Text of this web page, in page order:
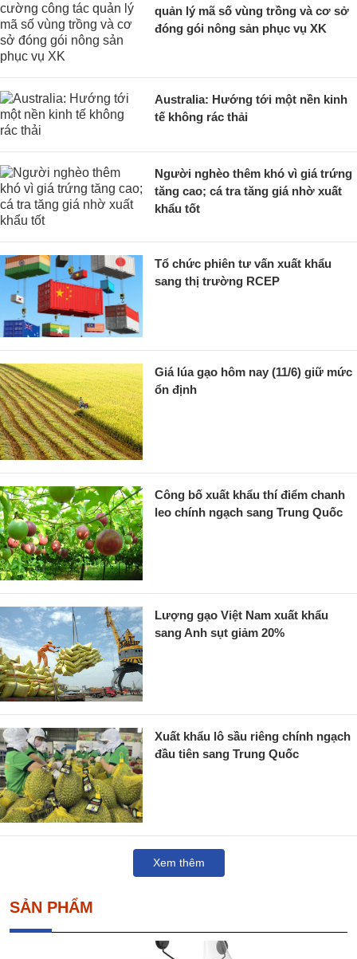
quản lý mã số vùng trồng và cơ sở
đóng gói nông sản phục vụ XK
Australia: Hướng tới một nền kinh
tế không rác thải
Người nghèo thêm khó vì giá trứng
tăng cao; cá tra tăng giá nhờ xuất
khẩu tốt
Tổ chức phiên tư vấn xuất khẩu
sang thị trường RCEP
Giá lúa gạo hôm nay (11/6) giữ mức
ổn định
Công bố xuất khẩu thí điểm chanh
leo chính ngạch sang Trung Quốc
Lượng gạo Việt Nam xuất khẩu
sang Anh sụt giảm 20%
Xuất khẩu lô sầu riêng chính ngạch
đầu tiên sang Trung Quốc
Xem thêm
SẢN PHẨM